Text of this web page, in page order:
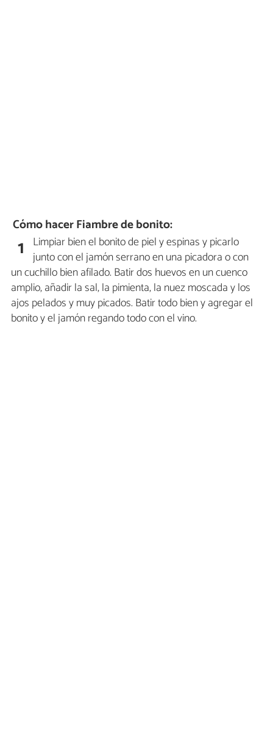
Cómo hacer Fiambre de bonito:
1 Limpiar bien el bonito de piel y espinas y picarlo
junto con el jamón serrano en una picadora o con
un cuchillo bien afilado. Batir dos huevos en un cuenco
amplio, añadir la sal, la pimienta, la nuez moscada y los
ajos pelados y muy picados. Batir todo bien y agregar el
bonito y el jamón regando todo con el vino.